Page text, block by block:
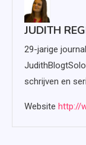
JUDITH
29-jarige
schrijven en
Website http://